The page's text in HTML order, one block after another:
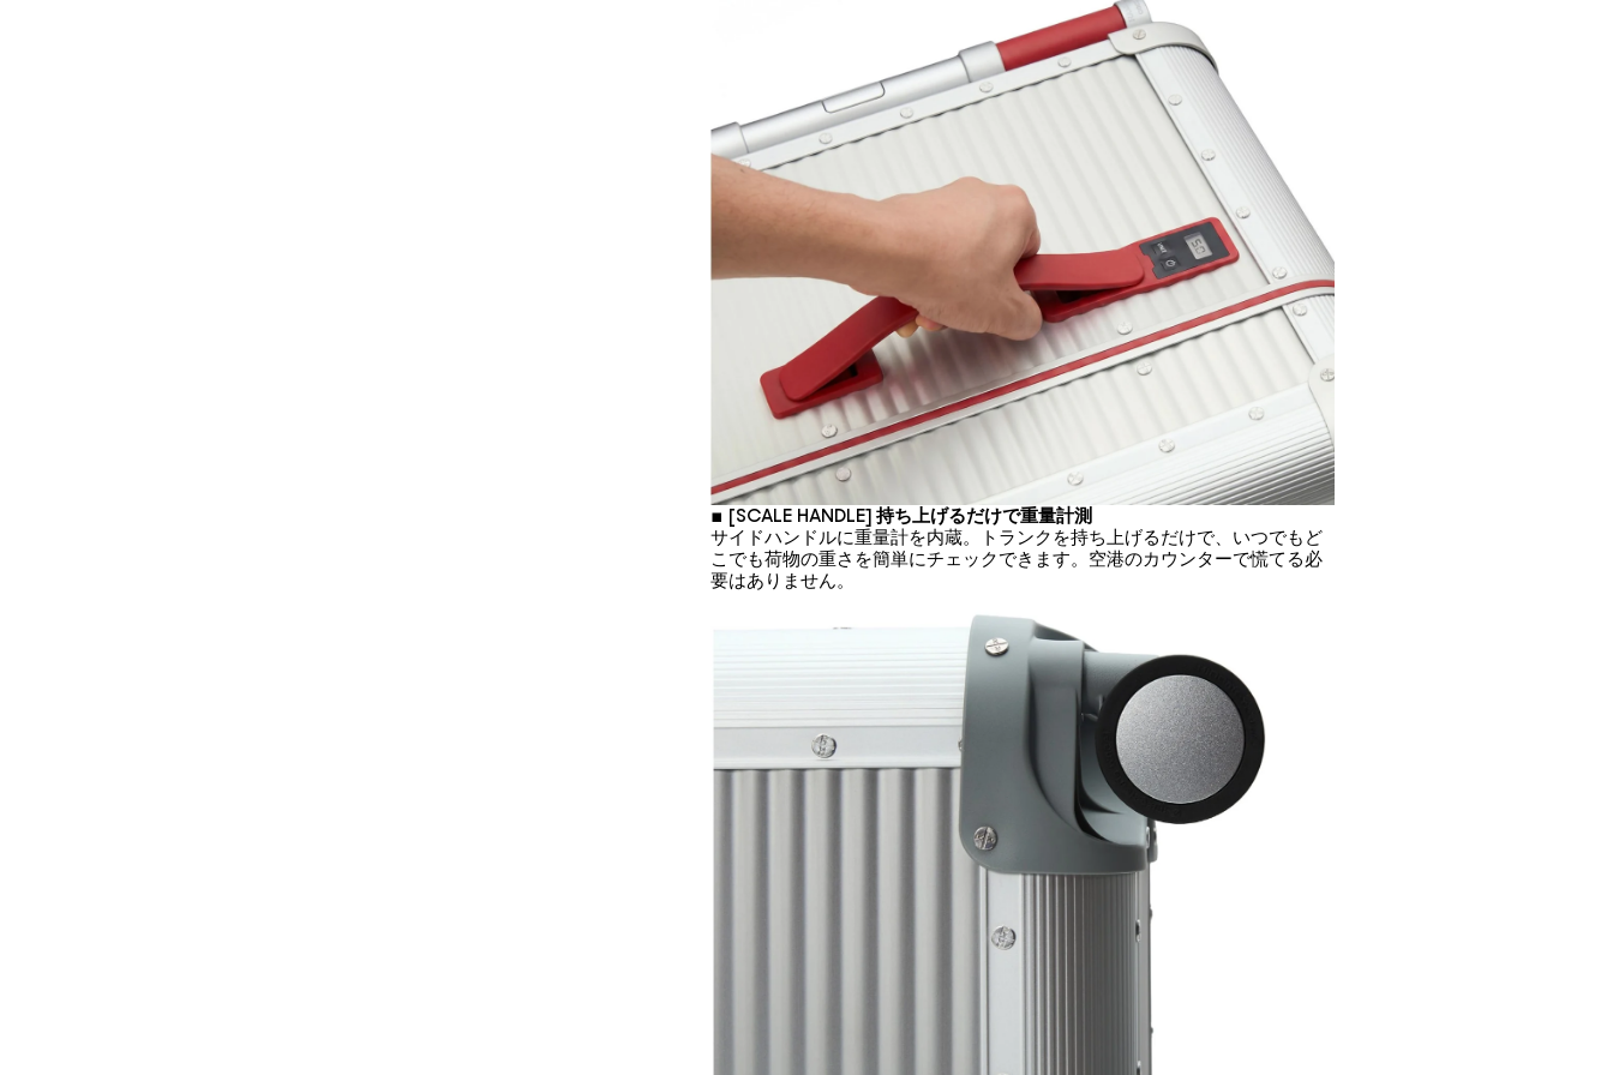
▪ [SCALE HANDLE] 持ち上げるだけで重量計測
サイドハンドルに重量計を内蔵。トランクを持ち上げるだけで、いつでもど
こでも荷物の重さを簡単にチェックできます。空港のカウンターで慌てる必
要はありません。